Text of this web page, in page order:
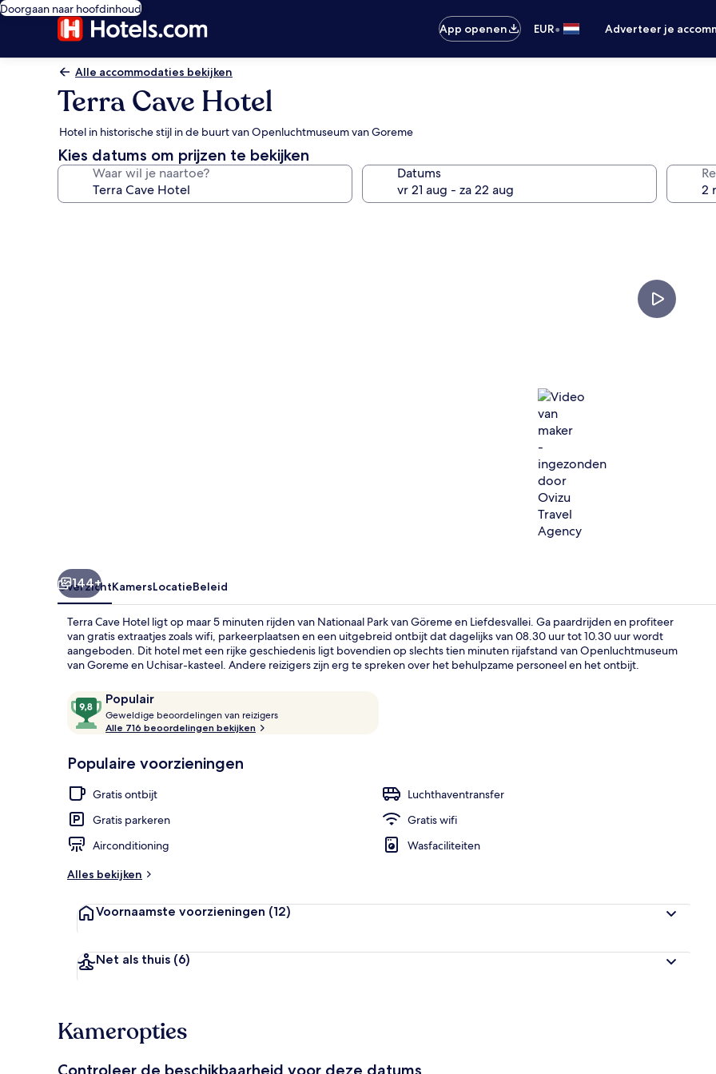
Doorgaan naar hoofdinhoud
App openen
EUR• Adverteer je
Alle accommodaties bekijken
Terra Cave Hotel
Hotel in historische stijl in de buurt van Openluchtmuseum van Goreme
Kies datums om prijzen te bekijken
Waar wil je naartoe? Datums
Junior
144+
OverzichtKamersLocatieBeleid
Terra Cave Hotel ligt op maar 5 minuten rijden van Nationaal Park van Göreme en Liefdesvallei. Ga paardrijden en profiteer
van gratis extraatjes zoals wifi, parkeerplaatsen en een uitgebreid ontbijt dat dagelijks van 08.30 uur tot 10.30 uur wordt
aangeboden. Dit hotel met een rijke geschiedenis ligt bovendien op slechts tien minuten rijafstand van Openluchtmuseum
van Goreme en Uchisar-kasteel. Andere reizigers zijn erg te spreken over het behulpzame personeel en het ontbijt.
Beoordelingen
Populair
9,8
van
10,
Geweldige beoordelingen van reizigers
o
r
Alle 716 beoordelingen bekijken
Populaire voorzieningen
Gratis ontbijt
Luchthaventransfer
Gratis parkeren
Gratis wifi
Airconditioning
Wasfaciliteiten
Alles bekijken
Voornaamste voorzieningen (12)
Net als thuis (6)
Kameropties
Controleer de beschikbaarheid voor deze datums